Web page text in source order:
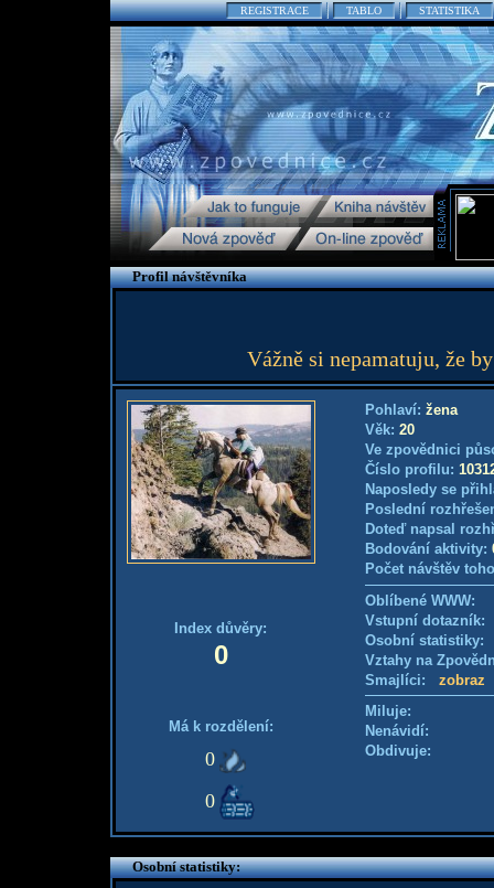
REGISTRACE TABLO STATISTIKA
Profil návštěvníka
Vážně si nepamatuju, že
Index důvěry:
0
Má k rozdělení:
0
0
Pohlaví: žena
Věk: 20
Ve zpovědnici
Číslo profilu:
Naposledy se
Poslední
Doteď napsal
Bodování aktivity:
Počet návštěv
Oblíbené WWW:
Vstupní
Osobní
Vztahy na
Smajlíci: zobraz
Miluje:
Nenávidí:
Obdivuje:
Osobní statistiky: